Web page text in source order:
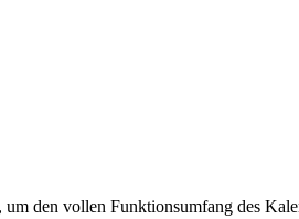
, um den vollen Funktionsumfang des